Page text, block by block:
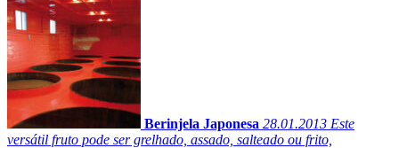
Berinjela Japonesa 28.01.2013 Este
versátil fruto pode ser grelhado, assado, salteado ou frito,